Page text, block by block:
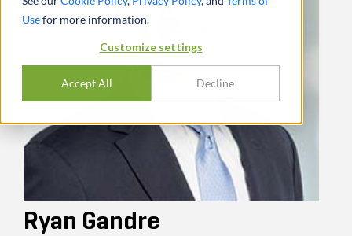
Usefor more information.
Customize settings
Accept All Decline
Ryan Gandre